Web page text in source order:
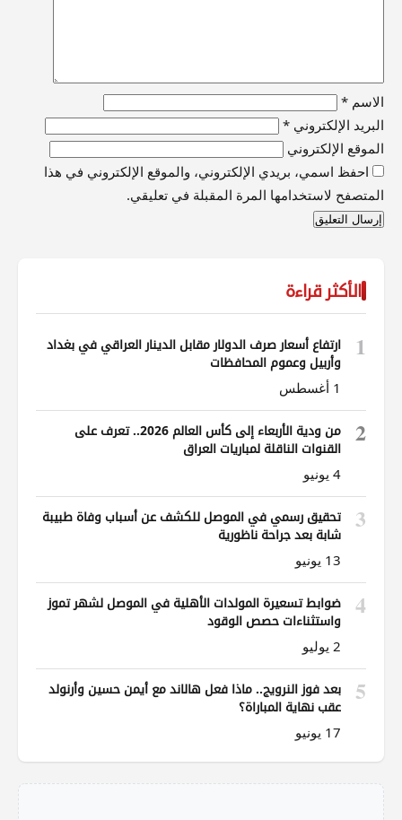
الاسم *
البريد الإلكتروني *
الموقع الإلكتروني
احفظ اسمي، بريدي الإلكتروني، والموقع الإلكتروني في هذا
المتصفح لاستخدامها المرة المقبلة في تعليقي.
الأكثر قراءة
1
ارتفاع أسعار صرف الدولار مقابل الدينار العراقي في بغداد
وأربيل وعموم المحافظات
1 أغسطس
2
من ودية الأربعاء إلى كأس العالم 2026.. تعرف على
القنوات الناقلة لمباريات العراق
4 يونيو
3
تحقيق رسمي في الموصل للكشف عن أسباب وفاة طبيبة
شابة بعد جراحة ناظورية
13 يونيو
4
ضوابط تسعيرة المولدات الأهلية في الموصل لشهر تموز
واستثناءات حصص الوقود
2 يوليو
5
بعد فوز النرويج.. ماذا فعل هالاند مع أيمن حسين وأرنولد
عقب نهاية المباراة؟
17 يونيو